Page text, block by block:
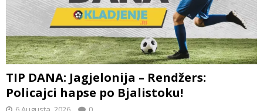
TIP DANA: Jagjelonija – Rendžers:
Policajci hapse po Bjalistoku!